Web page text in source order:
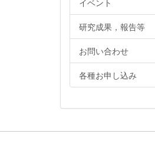
イベント
研究成果，報告等
お問い合わせ
各種お申し込み